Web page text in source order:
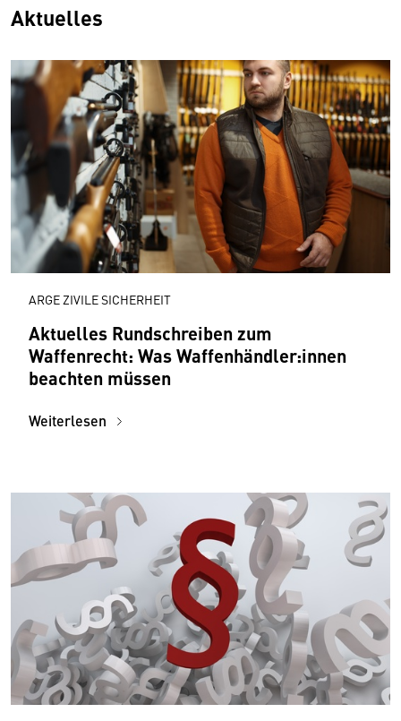
Aktuelles
ARGE ZIVILE SICHERHEIT
Aktuelles Rundschreiben zum
Waffenrecht: Was Waffenhändler:innen
beachten müssen
Weiterlesen